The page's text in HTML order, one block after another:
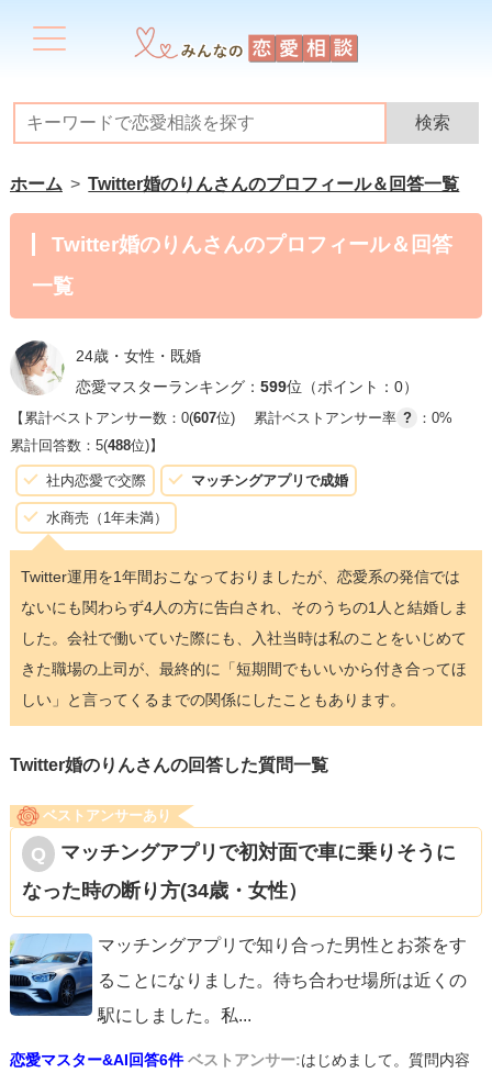
ホーム Twitter婚のりんさんのプロフィール＆回答一覧
Twitter婚のりんさんのプロフィール＆回答
一覧
24歳・女性・既婚
恋愛マスターランキング： 599位（ポイント：0）
【累計ベストアンサー数：0(607位) 累計ベストアンサー率 ?
：0%
累計回答数：5(488位)】
社内恋愛で交際 マッチングアプリで成婚
水商売（1年未満）
Twitter運用を1年間おこなっておりましたが、恋愛系の発信では
ないにも関わらず4人の方に告白され、そのうちの1人と結婚しま
した。会社で働いていた際にも、入社当時は私のことをいじめて
きた職場の上司が、最終的に「短期間でもいいから付き合ってほ
しい」と言ってくるまでの関係にしたこともあります。
Twitter婚のりんさんの回答した質問一覧
ベストアンサーあり
マッチングアプリで初対面で車に乗りそうに
なった時の断り方(34歳・女性）
マッチングアプリで知り合った男性とお茶をす
ることになりました。待ち合わせ場所は近くの
駅にしました。私...
恋愛マスター&AI回答6件 ベストアンサー:はじめまして。質問内容